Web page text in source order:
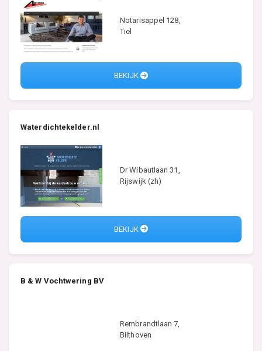
Notarisappel 128,
Tiel
BEKIJK
Waterdichtekelder.nl
Dr Wibautlaan 31,
Rijswijk (zh)
BEKIJK
B & W Vochtwering BV
Rembrandtlaan 7,
Bilthoven